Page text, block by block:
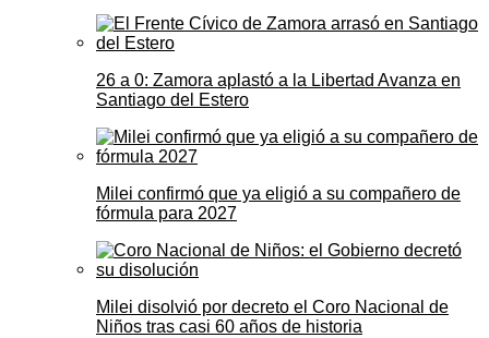
26 a 0: Zamora aplastó a la Libertad Avanza en
Santiago del Estero
Milei confirmó que ya eligió a su compañero de
fórmula para 2027
Milei disolvió por decreto el Coro Nacional de
Niños tras casi 60 años de historia